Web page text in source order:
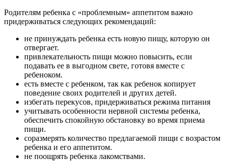
Родителям ребенка с «проблемным» аппетитом важно
придерживаться следующих рекомендаций:
не принуждать ребенка есть новую пищу, которую он
отвергает.
привлекательность пищи можно повысить, если
подавать ее в выгодном свете, готовя вместе с
ребеноком.
есть вместе с ребенком, так как ребенок копирует
поведение своих родителей и других детей.
избегать перекусов, придерживаться режима питания
учитывать особенности нервной системы ребенка,
обеспечить спокойную обстановку во время приема
пищи.
соразмерять количество предлагаемой пищи с возрастом
ребенка и его аппетитом.
не поощрять ребенка лакомствами.